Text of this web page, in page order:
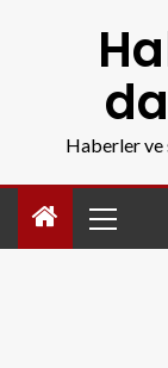
Haberler ve